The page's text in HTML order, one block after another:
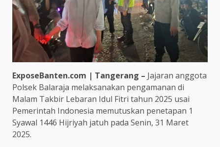
ExposeBanten.com | Tangerang – Jajaran anggota
Polsek Balaraja melaksanakan pengamanan di
Malam Takbir Lebaran Idul Fitri tahun 2025 usai
Pemerintah Indonesia memutuskan penetapan 1
Syawal 1446 Hijriyah jatuh pada Senin, 31 Maret
2025.